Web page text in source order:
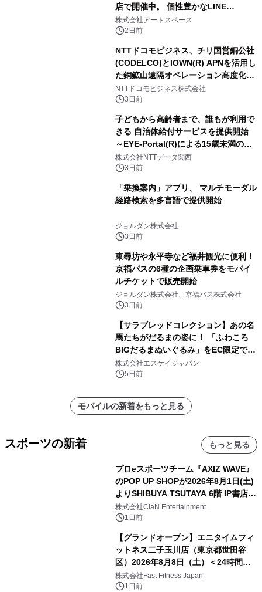
店で開催中。 個性豊かなLINE
FRIENDSの仲間たちが インテリアア
ートとして新たな魅力を発信。
株式会社アートスペース
2日前
NTTドコモビジネス、チリ国営銅公社
(CODELCO)とIOWN(R) APNを活用し
た銅鉱山遠隔オペレーション高度化に
向けた調査・実証を開始
NTTドコモビジネス株式会社
3日前
子どもから高齢者まで、誰もが利用で
きる 自治体給付サービスを提供開始
～EYE-Portal(R)による15歳未満の本
人認証と デジタルデバイド対策で実現
～
株式会社NTTデータ関西
3日前
「乗換案内」アプリ、 マルチモーダル
経路検索を多言語で提供開始
ジョルダン株式会社
3日前
東尋坊や永平寺など福井観光に便利！
京福バスの6種の企画乗車券をモバイ
ルチケットで販売開始
ジョルダン株式会社、京福バス株式会社
3日前
【サラブレッドコレクション】あの名
馬たちがだるまの姿に！ 「ふわころ
BIGだるまぬいぐるみ」をEC限定で受
注販売開始
株式会社エスケイジャパン
5日前
モバイルの新着をもっと見る
スポーツの新着 もっと見る
プロeスポーツチーム『AXIZ WAVE』
のPOP UP SHOPが2026年8月1日(土)
よりSHIBUYA TSUTAYA 6階 IP書店で
開催決定！！
株式会社ClaN Entertainment
1日前
【グランドオープン】エニタイムフィ
ットネス二子玉川店（東京都世田谷
区）2026年8月8日（土）＜24時間年
中無休のフィットネスジム＞
株式会社Fast Fitness Japan
1日前